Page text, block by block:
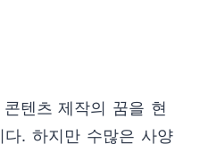
텐츠 제작의 꿈을 현
. 하지만 수많은 사양